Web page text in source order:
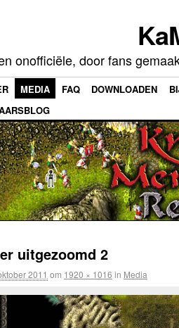
onofficiële, door fans
MEDIA FAQ DOWNLOADEN
uitgezoomd 2
2011 om 1920 × 1016 in Media